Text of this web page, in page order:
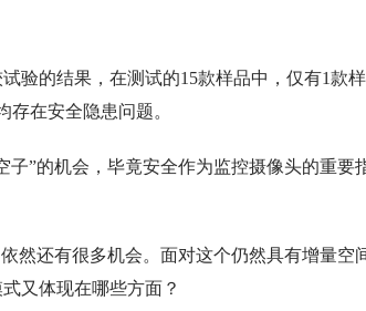
验的结果，在测试的15款样品中，仅有1款
在安全隐患问题。
”的机会，毕竟安全作为监控摄像头的重要
然还有很多机会。面对这个仍然具有增量空
又体现在哪些方面？